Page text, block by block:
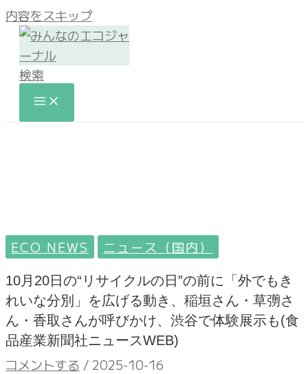
内容をスキップ
検索
ECO NEWS ニュース（国内）
10月20日の“リサイクルの日”の前に「外でもき
れいな分別」を広げる動き、稲垣さん・草彅さ
ん・香取さんが呼びかけ、渋谷で体験展示も(食
品産業新聞社ニュースWEB)
コメントする / 2025-10-16